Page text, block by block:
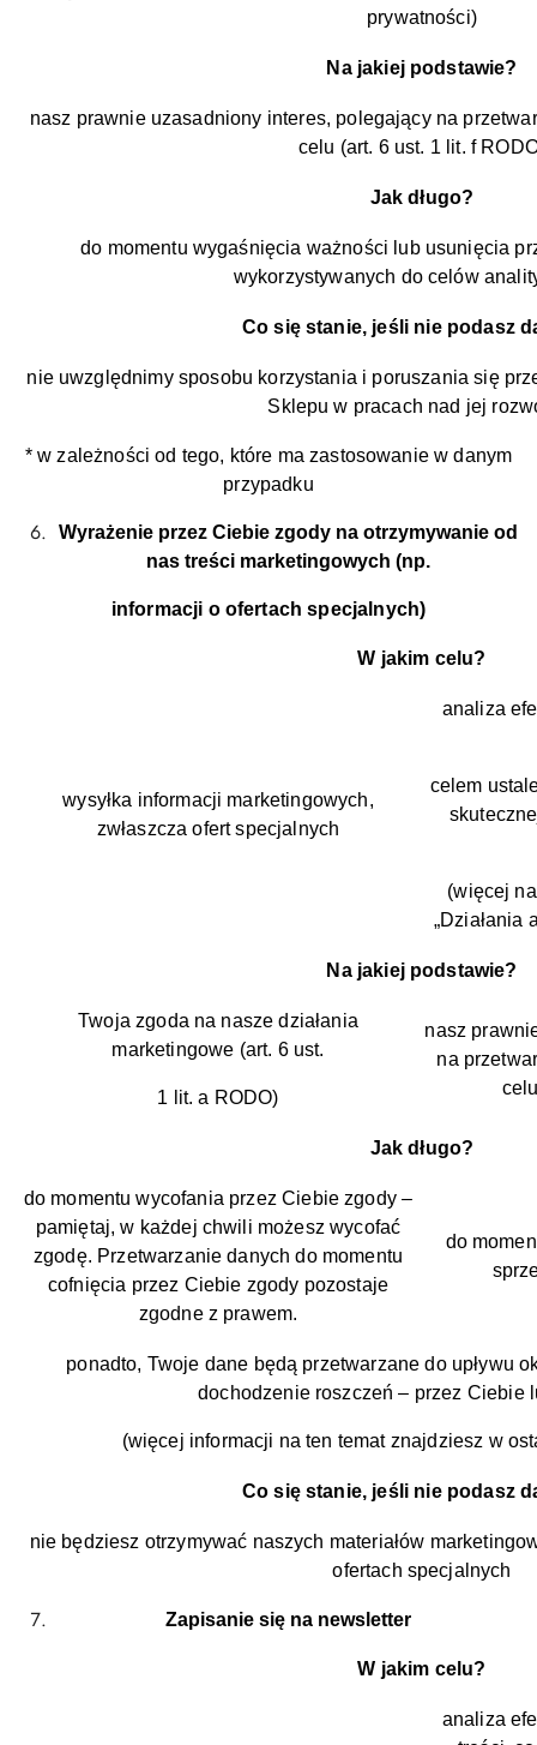
prywatności)
Na jakiej podstawie?
nasz prawnie uzasadniony interes, polegający na
celu (art. 6 ust. 1 lit. f
Jak długo?
do momentu wygaśnięcia ważności lub usunięcia
wykorzystywanych do celów
Co się stanie, jeśli nie podasz
nie uwzględnimy sposobu korzystania i poruszania się
Sklepu w pracach nad jej
* w zależności od tego, które ma zastosowanie w danym
przypadku
Wyrażenie przez Ciebie zgody na otrzymywanie od
nas treści marketingowych (np.
informacji o ofertach specjalnych)
W jakim celu?
wysyłka informacji marketingowych,
zwłaszcza ofert specjalnych
analiza
celem
(więcej
„Działania
Na jakiej podstawie?
Twoja zgoda na nasze działania
marketingowe (art. 6 ust.
1 lit. a RODO)
nasz
na
Jak długo?
do momentu wycofania przez Ciebie zgody –
pamiętaj, w każdej chwili możesz wycofać
zgodę. Przetwarzanie danych do momentu
cofnięcia przez Ciebie zgody pozostaje
zgodne z prawem.
do
ponadto, Twoje dane będą przetwarzane do upływu
dochodzenie roszczeń – przez Ciebie
(więcej informacji na ten temat znajdziesz w
Co się stanie, jeśli nie podasz
nie będziesz otrzymywać naszych materiałów
ofertach specjalnych
Zapisanie się na newsletter
W jakim celu?
analiza